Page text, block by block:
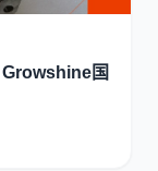
国